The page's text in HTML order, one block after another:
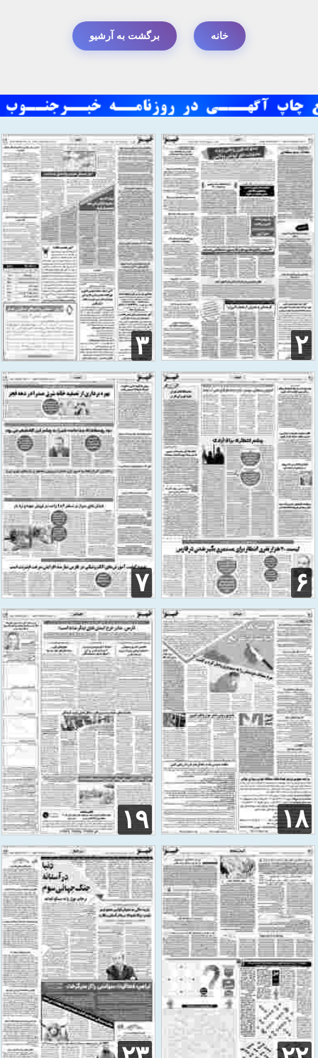
خانه برگشت به آرشیو
۲ ۳
۶ ۷
۱۸ ۱۹